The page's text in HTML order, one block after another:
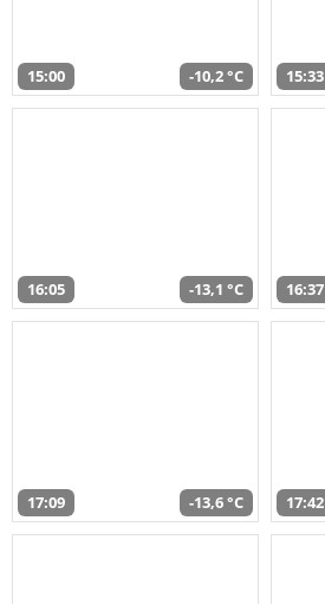
15:00 -10,2 °C 15:33
16:05 -13,1 °C 16:37
17:09 -13,6 °C 17:42